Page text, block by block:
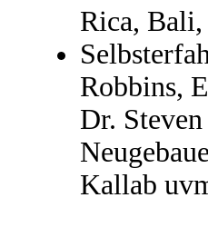
Rica,
Robbins,
Dr.
Kallab